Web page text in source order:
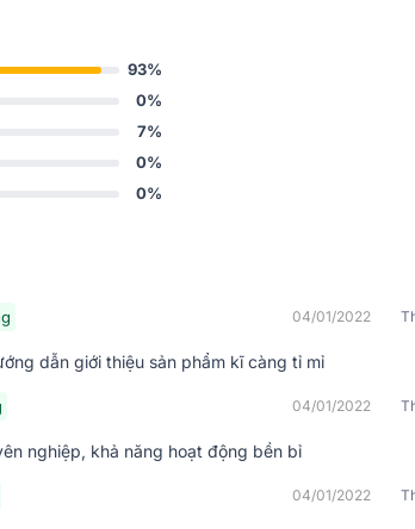
người dùng ngay từ cái nhìn đầu tiên với kiểu
lịch lãm, chắc chắn sẽ là điểm nhấn trong
93%
0%
7%
0%
0%
04/01/2022
dẫn giới thiệu sản phẩm kĩ càng tỉ mỉ
04/01/2022
nghiệp, khả năng hoạt động bền bỉ
04/01/2022